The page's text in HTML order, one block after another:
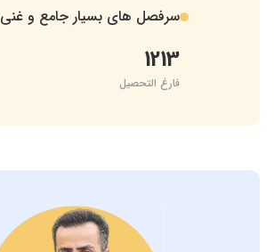
. سرفصل های بسیار جامع و غنی
1213
فارغ التحصیل